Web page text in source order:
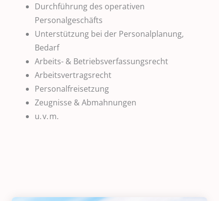
Durchführung des operativen
Personalgeschäfts
Unterstützung bei der Personalplanung,
Bedarf
Arbeits- & Betriebsverfassungsrecht
Arbeitsvertragsrecht
Personalfreisetzung
Zeugnisse & Abmahnungen
u. v. m.